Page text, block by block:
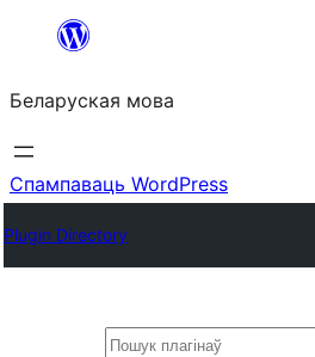
Перайсці
змесціва
Беларуская мова
Спампаваць WordPress
Plugin Directory
Пошук